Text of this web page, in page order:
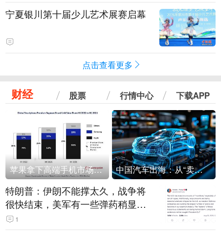
宁夏银川第十届少儿艺术展赛启幕
点击查看更多
财经 股票 行情中心 下载APP
苹果拿下高端手机市场65%的份额：iPhone 17系列功不可没 中国汽车出海：从“卖出去”到“走进去”
特朗普：伊朗不能撑太久，战争将
很快结束，美军有一些弹药稍显紧
张！伊朗公布拟议的海峡管理文本
1